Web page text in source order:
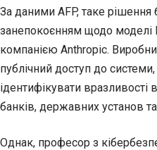
За даними AFP, таке
занепокоєнням щодо моделі
компанією Anthropic.
публічний доступ до
ідентифікувати
банків, державних установ
Однак, професор з